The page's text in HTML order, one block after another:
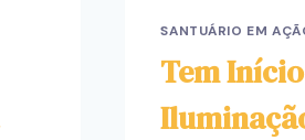
SANTUÁRIO EM
Tem